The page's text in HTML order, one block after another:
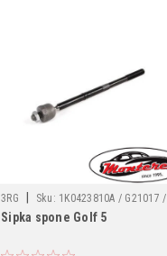
3RG Sku: 1K0423810A / G21017 /
110078210
Sipka spone Golf 5